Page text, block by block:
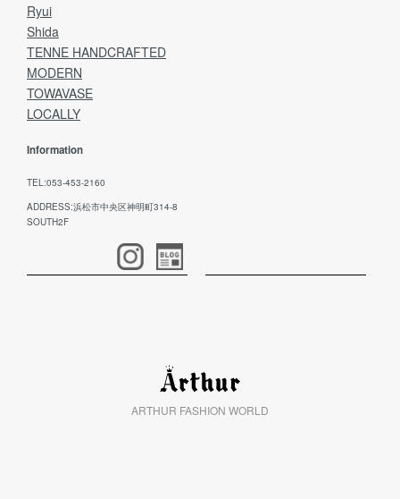
Ryui
Shida
TENNE HANDCRAFTED
MODERN
TOWAVASE
LOCALLY
Information
TEL:053-453-2160
ADDRESS:浜松市中央区神明町314-8
SOUTH2F
ARTHUR FASHION WORLD